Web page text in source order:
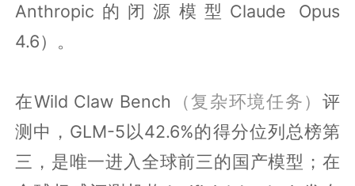
Anthropic的闭源模型Claude Opus
4.6）。
在Wild Claw Bench （复杂环境任务） 评
测中，GLM-5以42.6%的得分位列总榜第
三，是唯一进入全球前三的国产模型；在